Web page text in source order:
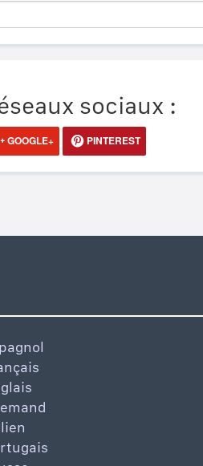
sociaux :
GOOGLE+ PINTEREST